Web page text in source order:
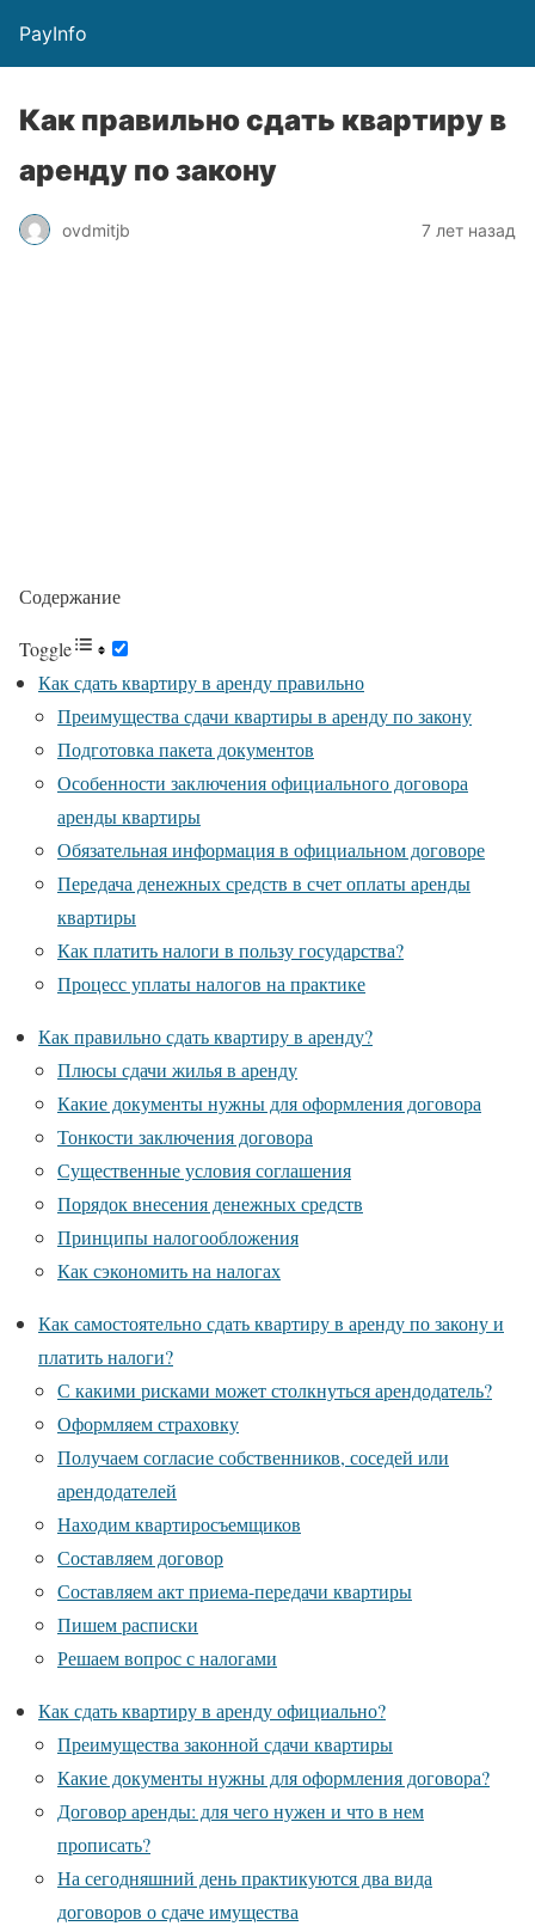
PayInfo
Как правильно сдать квартиру в
аренду по закону
ovdmitjb 7 лет назад
Содержание
Toggle
Как сдать квартиру в аренду правильно
Преимущества сдачи квартиры в аренду по закону
Подготовка пакета документов
Особенности заключения официального договора
аренды квартиры
Обязательная информация в официальном договоре
Передача денежных средств в счет оплаты аренды
квартиры
Как платить налоги в пользу государства?
Процесс уплаты налогов на практике
Как правильно сдать квартиру в аренду?
Плюсы сдачи жилья в аренду
Какие документы нужны для оформления договора
Тонкости заключения договора
Существенные условия соглашения
Порядок внесения денежных средств
Принципы налогообложения
Как сэкономить на налогах
Как самостоятельно сдать квартиру в аренду по закону и
платить налоги?
С какими рисками может столкнуться арендодатель?
Оформляем страховку
Получаем согласие собственников, соседей или
арендодателей
Находим квартиросъемщиков
Составляем договор
Составляем акт приема-передачи квартиры
Пишем расписки
Решаем вопрос с налогами
Как сдать квартиру в аренду официально?
Преимущества законной сдачи квартиры
Какие документы нужны для оформления договора?
Договор аренды: для чего нужен и что в нем
прописать?
На сегодняшний день практикуются два вида
договоров о сдаче имущества